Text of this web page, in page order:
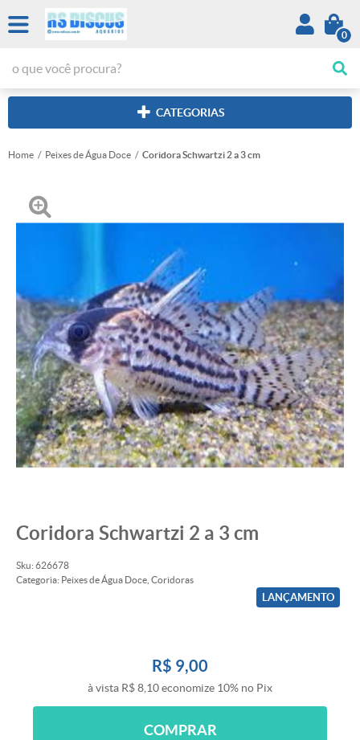
0
CATEGORIAS
Home Peixes de Água Doce Coridora Schwartzi 2 a 3 cm
Coridora Schwartzi 2 a 3 cm
Sku: 626678
Categoria: Peixes de Água Doce Coridoras
LANÇAMENTO
R$ 9,00
à vista R$ 8,10economize 10% no Pix
COMPRAR